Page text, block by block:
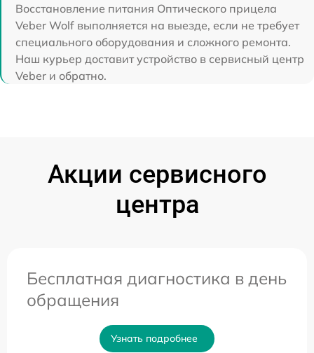
Восстановление питания Оптического прицела
Veber Wolf выполняется на выезде, если не требует
специального оборудования и сложного ремонта.
Наш курьер доставит устройство в сервисный центр
Veber и обратно.
Акции сервисного
центра
Бесплатная диагностика в день
обращения
Узнать подробнее